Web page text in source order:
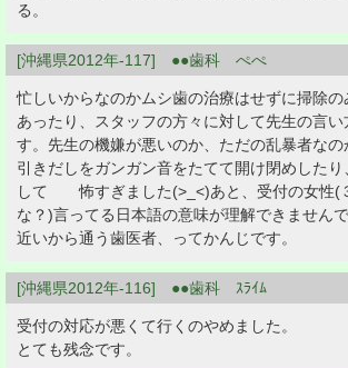
る。
[沖縄県2012年-117] ●●歯科 ぺぺ
忙しいからなのかムシ歯の治療はせずに掃除
あったり、スタッフの方々に対して先生の言
す。先生の機嫌が悪いのか、ただの乱暴者な
引きだしをガンガン音をたてて開け閉めしたり
して 怖すぎました(>_<)あと、受付の女性(
な？)言ってる日本語の意味が理解できません
近いから通う歯医者、ってかんじです。
[沖縄県2012年-116] ●●歯科 ｽﾗｲﾑ
受付の対応が悪くて行くのやめました。
とても残念です。